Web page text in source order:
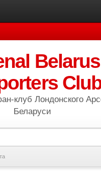
Belarus
клуб Лондонского
Беларуси